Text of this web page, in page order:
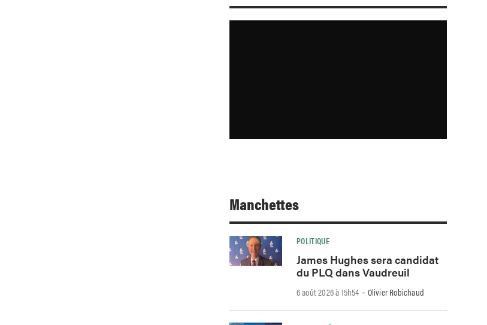
Manchettes
POLITIQUE
James Hughes sera candidat
du PLQ dans Vaudreuil
6 août 2026 à 15h54 -Olivier Robichaud